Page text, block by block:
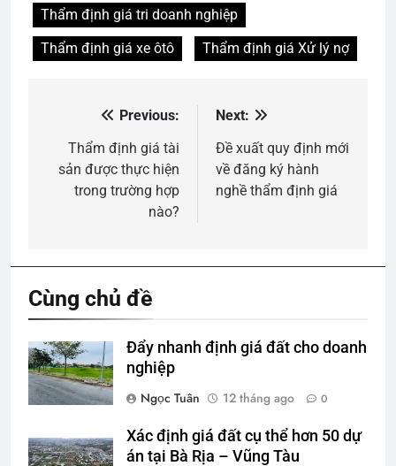
Thẩm định giá tri doanh nghiệp
Thẩm định giá xe ôtô
Thẩm định giá Xử lý nợ
hướng
Previous:
Thẩm định giá tài
sản được thực hiện
trong trường hợp
nào?
Next:
Đề xuất quy định mới
về đăng ký hành
nghề thẩm định giá
Cùng chủ đề
Đẩy nhanh định giá đất cho doanh
nghiệp
Ngọc Tuân
12 tháng ago 0
Xác định giá đất cụ thể hơn 50 dự
án tại Bà Rịa – Vũng Tàu